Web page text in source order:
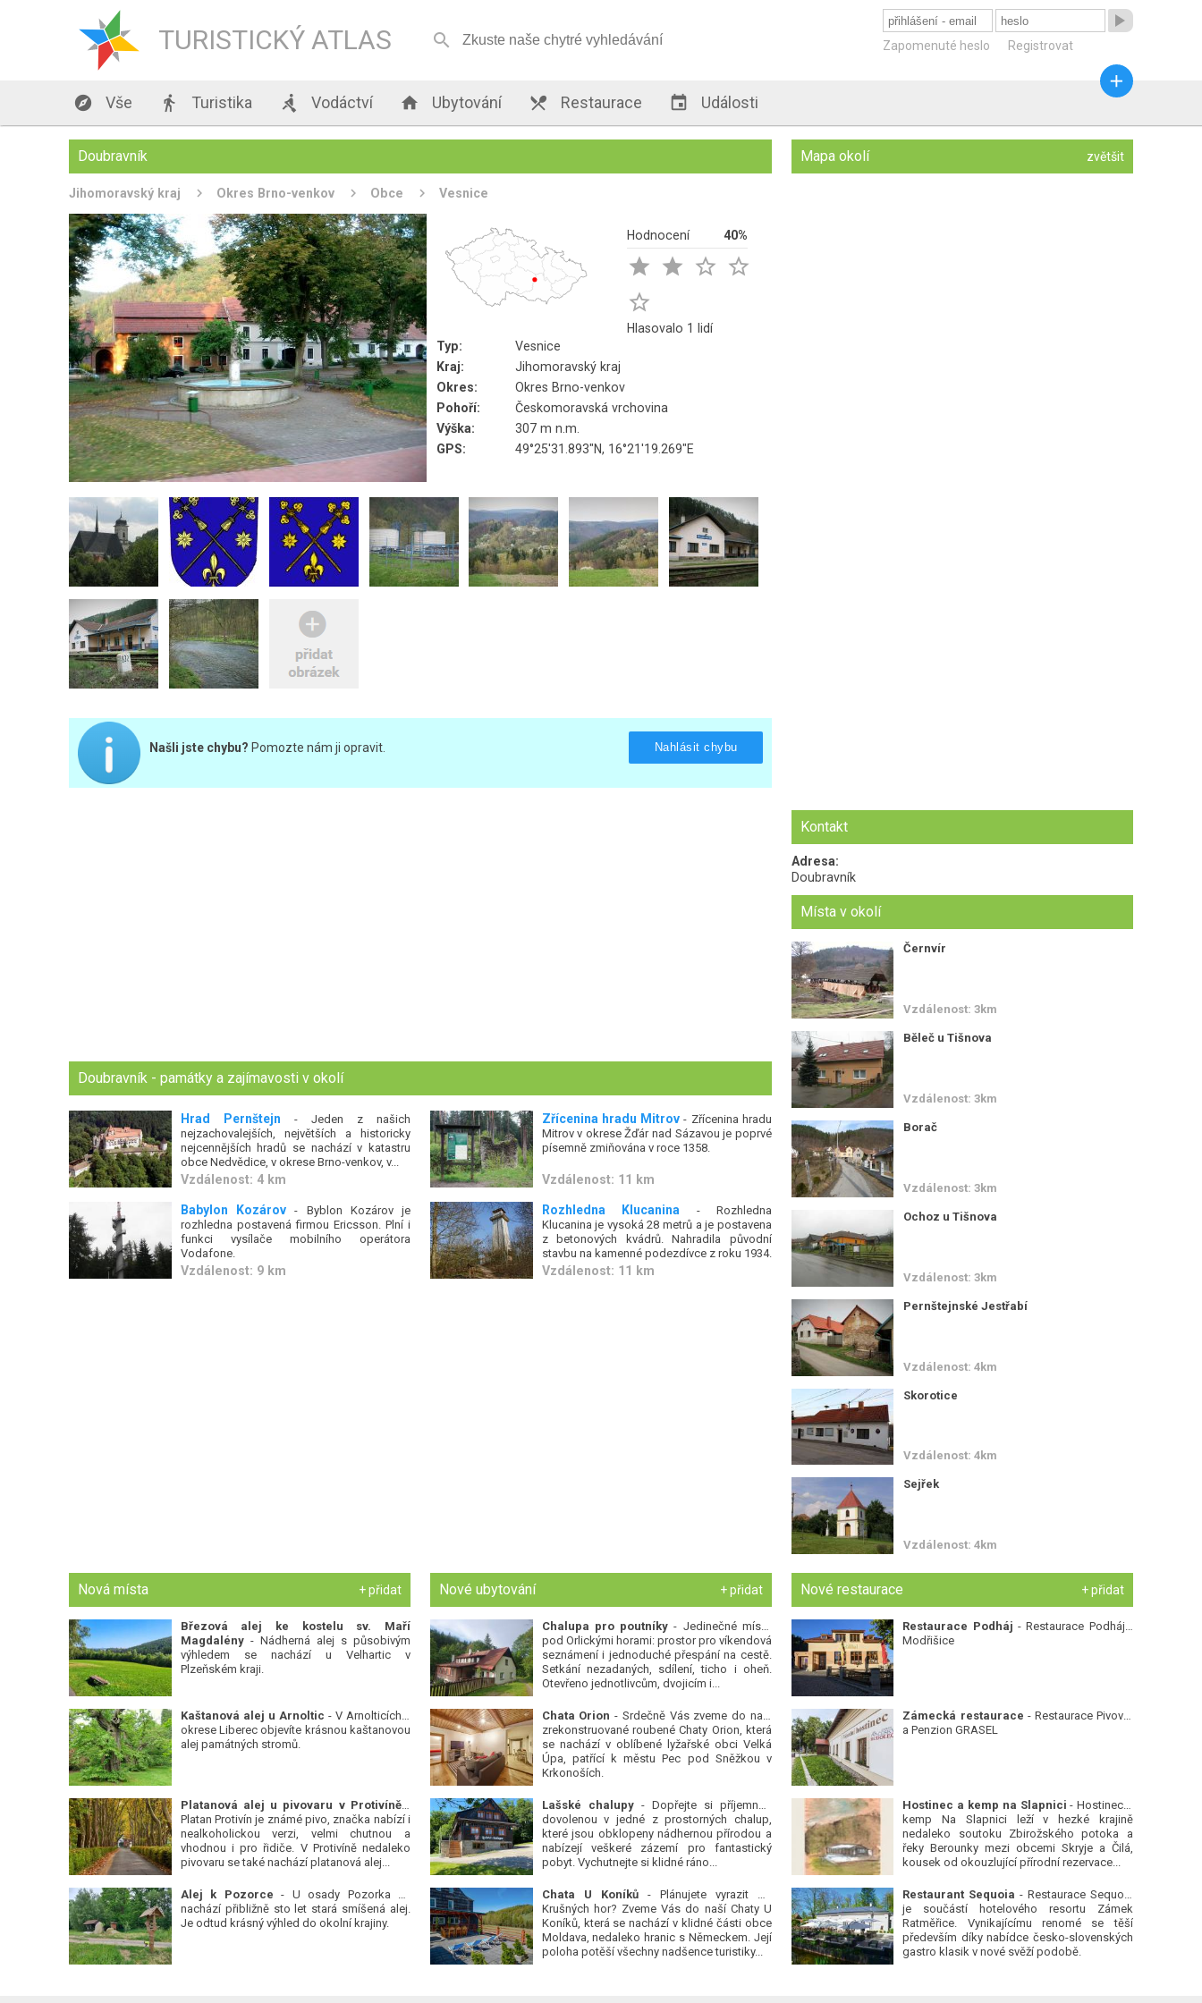
TURISTICKÝ ATLAS 

Zapomenuté heslo Registrovat
 Vše  Turistika  Vodáctví  Ubytování  Restaurace  Události

Doubravník
Jihomoravský kraj Okres Brno-venkov Obce Vesnice
Hodnocení 40%
   

Hlasovalo 1 lidí
Typ:
Vesnice
Kraj:
Jihomoravský kraj
Okres:
Okres Brno-venkov
Pohoří:
Českomoravská vrchovina
Výška:
307 m n.m.
GPS:
49°25'31.893"N, 16°21'19.269"E
Našli jste chybu? Pomozte nám ji opravit. Nahlásit chybu
Doubravník - památky a zajímavosti v okolí
Hrad Pernštejn - Jeden z našich
nejzachovalejších, největších a historicky
nejcennějších hradů se nachází v katastru
obce Nedvědice, v okrese Brno-venkov, v...
Vzdálenost: 4 km
Zřícenina hradu Mitrov - Zřícenina hradu
Mitrov v okrese Žďár nad Sázavou je poprvé
písemně zmiňována v roce 1358.
Vzdálenost: 11 km
Babylon Kozárov - Byblon Kozárov je
rozhledna postavená firmou Ericsson. Plní i
funkci vysílače mobilního operátora
Vodafone.
Vzdálenost: 9 km
Rozhledna Klucanina - Rozhledna
Klucanina je vysoká 28 metrů a je postavena
z betonových kvádrů. Nahradila původní
stavbu na kamenné podezdívce z roku 1934.
Vzdálenost: 11 km
Mapa okolí zvětšit
Kontakt
Adresa:
Doubravník
Místa v okolí
Černvír
Vzdálenost: 3km
Běleč u Tišnova
Vzdálenost: 3km
Borač
Vzdálenost: 3km
Ochoz u Tišnova
Vzdálenost: 3km
Pernštejnské Jestřabí
Vzdálenost: 4km
Skorotice
Vzdálenost: 4km
Sejřek
Vzdálenost: 4km
Nová místa + přidat
Březová alej ke kostelu sv. Maří
Magdalény- Nádherná alej s působivým
výhledem se nachází u Velhartic v
Plzeňském kraji.
Kaštanová alej u Arnoltic - V Arnolticích v
okrese Liberec objevíte krásnou kaštanovou
alej památných stromů.
Platanová alej u pivovaru v Protivíně
-
Platan Protivín je známé pivo, značka nabízí i
nealkoholickou verzi, velmi chutnou a
vhodnou i pro řidiče. V Protivíně nedaleko
pivovaru se také nachází platanová alej...
Alej k Pozorce - U osady Pozorka se
nachází přibližně sto let stará smíšená alej.
Je odtud krásný výhled do okolní krajiny.
Nové ubytování + přidat
Chalupa pro poutníky - Jedinečné místo
pod Orlickými horami: prostor pro víkendová
seznámení i jednoduché přespání na cestě.
Setkání nezadaných, sdílení, ticho i oheň.
Otevřeno jednotlivcům, dvojicím i...
Chata Orion - Srdečně Vás zveme do naší
zrekonstruované roubené Chaty Orion, která
se nachází v oblíbené lyžařské obci Velká
Úpa, patřící k městu Pec pod Sněžkou v
Krkonoších.
Lašské chalupy- Dopřejte si příjemnou
dovolenou v jedné z prostorných chalup,
které jsou obklopeny nádhernou přírodou a
nabízejí veškeré zázemí pro fantastický
pobyt. Vychutnejte si klidné ráno...
Chata U Koníků- Plánujete vyrazit do
Krušných hor? Zveme Vás do naší Chaty U
Koníků, která se nachází v klidné části obce
Moldava, nedaleko hranic s Německem. Její
poloha potěší všechny nadšence turistiky...
Nové restaurace + přidat
Restaurace Podháj - Restaurace Podháj -
Modřišice
Zámecká restaurace - Restaurace Pivovar
a Penzion GRASEL
Hostinec a kemp na Slapnici - Hostinec a
kemp Na Slapnici leží v hezké krajině
nedaleko soutoku Zbirožského potoka a
řeky Berounky mezi obcemi Skryje a Čilá,
kousek od okouzlující přírodní rezervace...
Restaurant Sequoia - Restaurace Sequoia
je součástí hotelového resortu Zámek
Ratměřice. Vynikajícímu renomé se těší
především díky nabídce česko-slovenských
gastro klasik v nové svěží podobě.